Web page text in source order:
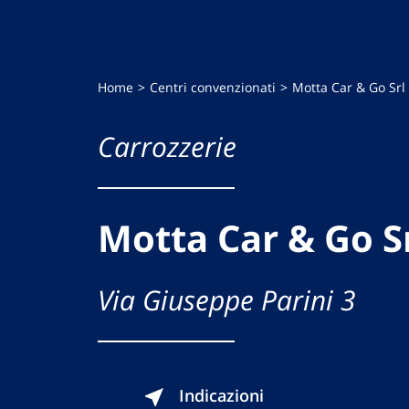
Home Centri convenzionati Motta Car & Go Srl
Carrozzerie
Motta Car & Go
Via Giuseppe Parini 3
Indicazioni